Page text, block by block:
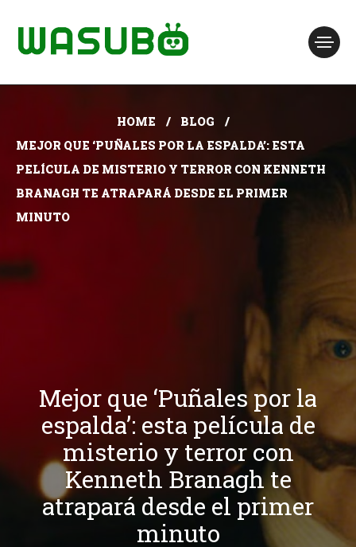
HOME
BLOG
MEJOR QUE ‘PUÑALES POR LA ESPALDA’: ESTA
PELÍCULA DE MISTERIO Y TERROR CON KENNETH
BRANAGH TE ATRAPARÁ DESDE EL PRIMER
MINUTO
Mejor que ‘Puñales por la
espalda’: esta película de
misterio y terror con
Kenneth Branagh te
atrapará desde el primer
minuto